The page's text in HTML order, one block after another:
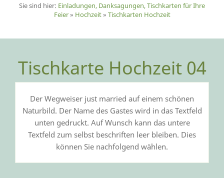
Sie sind hier: Einladungen, Danksagungen, Tischkarten für Ihre
Feier» Hochzeit» Tischkarten Hochzeit
Tischkarte Hochzeit 04
Der Wegweiser just married auf einem schönen
Naturbild. Der Name des Gastes wird in das Textfeld
unten gedruckt. Auf Wunsch kann das untere
Textfeld zum selbst beschriften leer bleiben. Dies
können Sie nachfolgend wählen.